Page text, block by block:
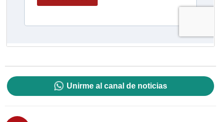
Unirme al canal de noticias